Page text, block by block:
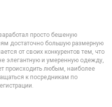
просто бешеную
достаточно большую размерную
от своих конкурентов тем, что
элегантную и умеренную одежду,
происходить любым, наиболее
к посредникам по